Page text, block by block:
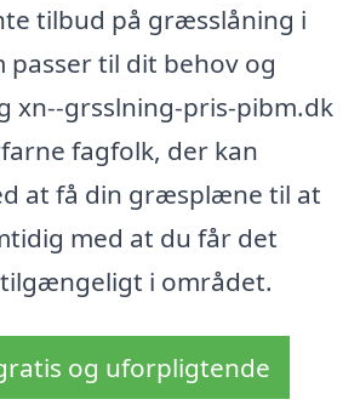
tilbud på græsslåning i
passer til dit behov og
xn--grsslning-pris-pibm.dk
fagfolk, der kan
at få din græsplæne til at
med at du får det
i området.
og uforpligtende